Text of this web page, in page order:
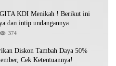
KDI Menikah ! Berikut ini
dan intip undangannya
374
Diskon Tambah Daya 50%
Cek Ketentuannya!